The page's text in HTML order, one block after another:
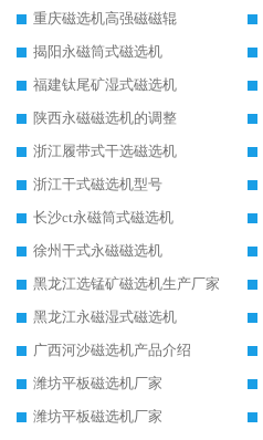
重庆磁选机高强磁磁辊
揭阳永磁筒式磁选机
福建钛尾矿湿式磁选机
陕西永磁磁选机的调整
浙江履带式干选磁选机
浙江干式磁选机型号
长沙ct永磁筒式磁选机
徐州干式永磁磁选机
黑龙江选锰矿磁选机生产厂家
黑龙江永磁湿式磁选机
广西河沙磁选机产品介绍
潍坊平板磁选机厂家
潍坊平板磁选机厂家